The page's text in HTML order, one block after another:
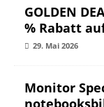
GOLDEN
% Rabatt
29. Mai 2026
Monitor